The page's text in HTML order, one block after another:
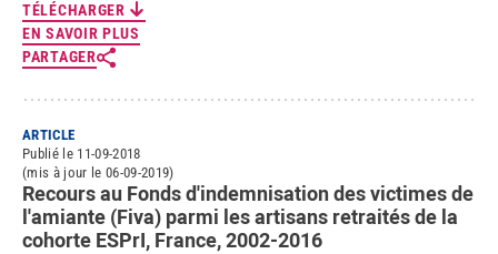
TÉLÉCHARGER
EN SAVOIR PLUS
PARTAGER
ARTICLE
Publié le 11-09-2018
(mis à jour le 06-09-2019)
Recours au Fonds d'indemnisation des victimes de
l'amiante (Fiva) parmi les artisans retraités de la
cohorte ESPrI, France, 2002-2016